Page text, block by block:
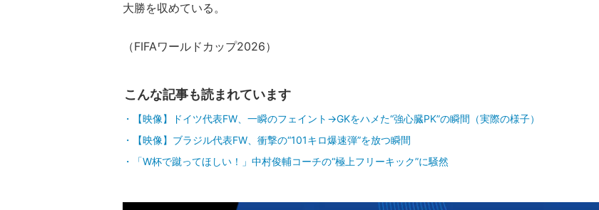
大勝を収めている。
（FIFAワールドカップ2026）
こんな記事も読まれています
【映像】ドイツ代表FW、一瞬のフェイント→GKをハメた“強心臓PK”の瞬間（実際の様子）
【映像】ブラジル代表FW、衝撃の“101キロ爆速弾”を放つ瞬間
「W杯で蹴ってほしい！」中村俊輔コーチの“極上フリーキック”に騒然